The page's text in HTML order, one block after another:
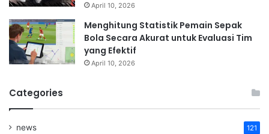
April 10, 2026
Menghitung Statistik Pemain Sepak
Bola Secara Akurat untuk Evaluasi Tim
yang Efektif
April 10, 2026
Categories
news 121